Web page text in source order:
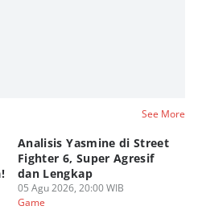
See More
Analisis Yasmine di Street
Fighter 6, Super Agresif
dan Lengkap
05 Agu 2026, 20:00 WIB
Game